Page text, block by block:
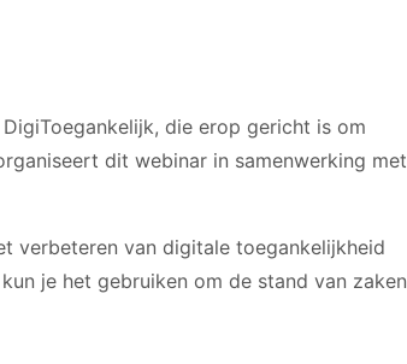
die erop gericht is om
dit webinar in samenwerking met
verbeteren van digitale toegankelijkheid
je het gebruiken om de stand van zaken